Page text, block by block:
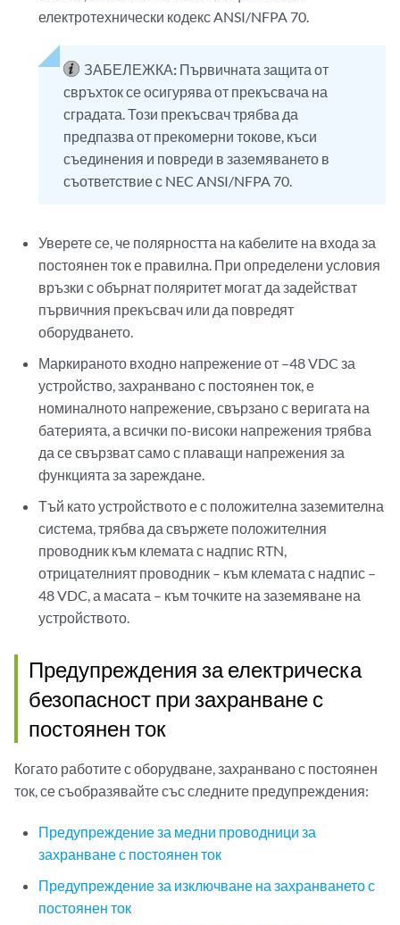
електротехнически кодекс ANSI/NFPA 70.
ЗАБЕЛЕЖКА: Първичната защита от
свръхток се осигурява от прекъсвача на
сградата. Този прекъсвач трябва да
предпазва от прекомерни токове, къси
съединения и повреди в заземяването в
съответствие с NEC ANSI/NFPA 70.
Уверете се, че полярността на кабелите на входа за
постоянен ток е правилна. При определени условия
връзки с обърнат поляритет могат да задействат
първичния прекъсвач или да повредят
оборудването.
Маркираното входно напрежение от –48 VDC за
устройство, захранвано с постоянен ток, е
номиналното напрежение, свързано с веригата на
батерията, а всички по-високи напрежения трябва
да се свързват само с плаващи напрежения за
функцията за зареждане.
Тъй като устройството е с положителна заземителна
система, трябва да свържете положителния
проводник към клемата с надпис RTN,
отрицателният проводник – към клемата с надпис –
48 VDC, а масата – към точките на заземяване на
устройството.
Предупреждения за електрическа
безопасност при захранване с
постоянен ток
Когато работите с оборудване, захранвано с постоянен
ток, се съобразявайте със следните предупреждения:
Предупреждение за медни проводници за
захранване с постоянен ток
Предупреждение за изключване на захранването с
постоянен ток